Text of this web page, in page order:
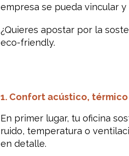
empresa se pueda vincular
¿Quieres apostar por la
eco-friendly.
1. Confort acústico,
En primer lugar, tu oficina
ruido, temperatura o
en detalle.